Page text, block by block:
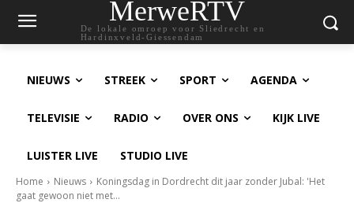
MerweRTV
De lokale omroep voor Sliedrecht en
Hardinxveld-Giessendam
NIEUWS STREEK SPORT AGENDA
TELEVISIE RADIO OVER ONS KIJK LIVE
LUISTER LIVE STUDIO LIVE
Home Nieuws
Koningsdag in Dordrecht dit jaar zonder Jubal: 'Het
gaat gewoon niet met...